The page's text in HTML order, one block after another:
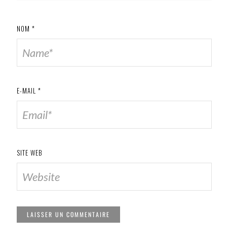
NOM *
E-MAIL *
SITE WEB